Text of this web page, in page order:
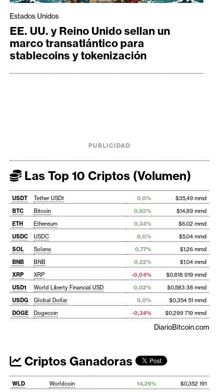
Estados Unidos
EE. UU. y Reino Unido sellan un
marco transatlántico para
stablecoins y tokenización
PUBLICIDAD
Las Top 10 Criptos (Volumen)
USDT Tether USDt 0,0%
$35,49 mmd
BTC
Bitcoin 0,62%
$14,89 mmd
ETH
Ethereum 0,34%
$6,02 mmd
USDC
USDC 0,0%
$5,04 mmd
SOL
Solana 0,77%
$1,26 mmd
BNB
BNB 0,22%
$1,04 mmd
XRP
XRP -0,04%
$0,818 919 mmd
USD1
World Liberty Financial USD 0,02%
$0,583 38 mmd
USDG
Global Dollar 0,0%
$0,354 51 mmd
DOGE
Dogecoin -0,34% $0,299 719 mmd
DiarioBitcoin.com
Criptos Ganadoras
WLD Worldcoin 14,26%
$0,352 191